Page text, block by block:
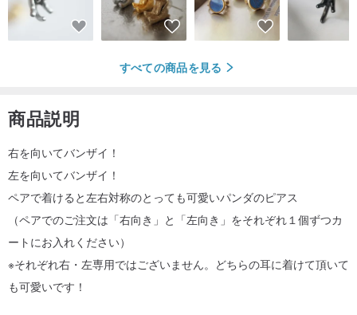
すべての商品を見る
商品説明
右を向いてバンザイ！
左を向いてバンザイ！
ペアで着けると左右対称のとっても可愛いパンダのピアス
（ペアでのご注文は「右向き」と「左向き」をそれぞれ１個ずつカ
ートにお入れください）
※それぞれ右・左専用ではございません。どちらの耳に着けて頂いて
も可愛いです！